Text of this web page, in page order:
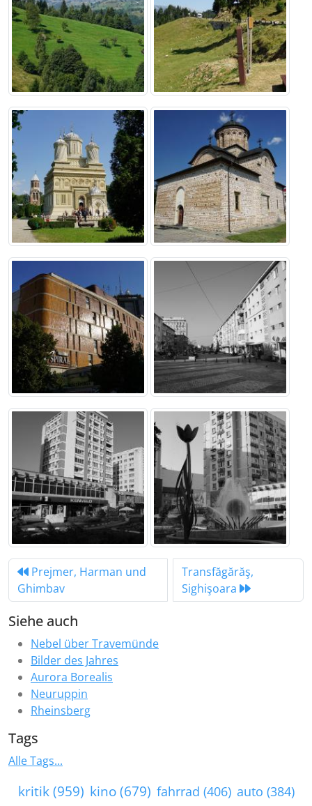
Prejmer, Harman und
Ghimbav
Transfăgărăş,
Sighişoara
Siehe auch
Nebel über Travemünde
Bilder des Jahres
Aurora Borealis
Neuruppin
Rheinsberg
Tags
Alle Tags...
kritik (959) kino (679) fahrrad (406) auto (384)